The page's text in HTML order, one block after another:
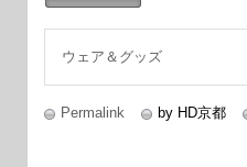
ウェア＆グッズ
Permalink by HD京都